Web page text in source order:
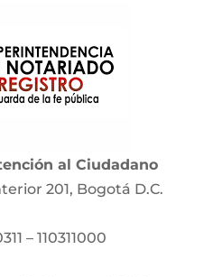
al Ciudadano
201, Bogotá D.C.
– 110311000